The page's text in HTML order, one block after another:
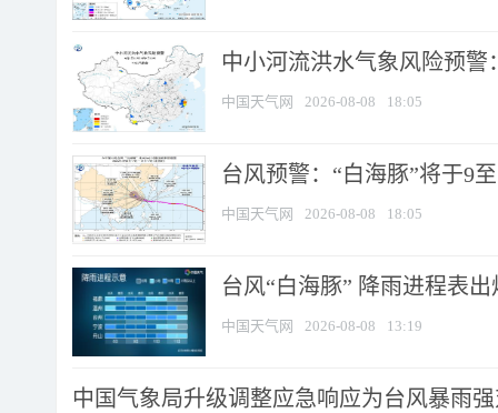
中小河流洪水气象风险预
中国天气网 2026-08-08 18:05
台风预警：“白海豚”将于9
中国天气网 2026-08-08 18:05
台风“白海豚” 降雨进程表
中国天气网 2026-08-08 13:19
中国气象局升级调整应急响应为台风暴雨